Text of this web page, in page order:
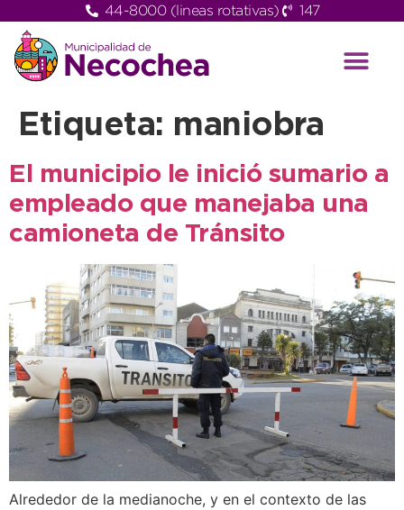
44-8000 (lineas rotativas) 147
Etiqueta: maniobra
El municipio le inició sumario a
empleado que manejaba una
camioneta de Tránsito
Alrededor de la medianoche, y en el contexto de las